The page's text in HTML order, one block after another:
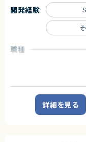
◎コードレビューや品質改
ける環境です！
◎アジャイル開発環境で主
■募集背景
・既存サービス拡大およ
・要件定義
■その他補足
・フルリモート勤務可能
・10:15から朝会あり
職種
企業向け基幹システムお
開発経験
詳細を見る